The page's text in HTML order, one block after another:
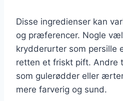
Disse ingredienser kan
og præferencer. Nogle
krydderurter som persille
retten et friskt pift. Andre
som gulerødder eller
mere farverig og sund.